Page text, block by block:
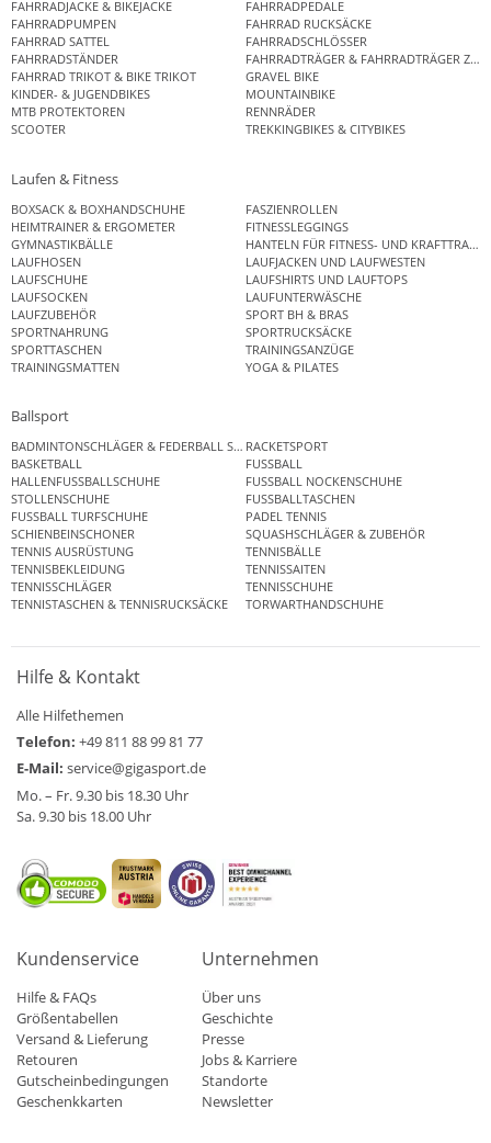
FAHRRADJACKE & BIKEJACKE
FAHRRADPEDALE
FAHRRADPUMPEN
FAHRRAD RUCKSÄCKE
FAHRRAD SATTEL
FAHRRADSCHLÖSSER
FAHRRADSTÄNDER
FAHRRADTRÄGER & FAHRRADTRÄGER
FAHRRAD TRIKOT & BIKE TRIKOT
GRAVEL BIKE
KINDER- & JUGENDBIKES
MOUNTAINBIKE
MTB PROTEKTOREN
RENNRÄDER
SCOOTER
TREKKINGBIKES & CITYBIKES
Laufen & Fitness
BOXSACK & BOXHANDSCHUHE
FASZIENROLLEN
HEIMTRAINER & ERGOMETER
FITNESSLEGGINGS
GYMNASTIKBÄLLE
HANTELN FÜR FITNESS- UND
LAUFHOSEN
LAUFJACKEN UND LAUFWESTEN
LAUFSCHUHE
LAUFSHIRTS UND LAUFTOPS
LAUFSOCKEN
LAUFUNTERWÄSCHE
LAUFZUBEHÖR
SPORT BH & BRAS
SPORTNAHRUNG
SPORTRUCKSÄCKE
SPORTTASCHEN
TRAININGSANZÜGE
TRAININGSMATTEN
YOGA & PILATES
Ballsport
BADMINTONSCHLÄGER & FEDERBALL SETSRACKETSPORT
BASKETBALL
FUSSBALL
HALLENFUSSBALLSCHUHE
FUSSBALL NOCKENSCHUHE
STOLLENSCHUHE
FUSSBALLTASCHEN
FUSSBALL TURFSCHUHE
PADEL TENNIS
SCHIENBEINSCHONER
SQUASHSCHLÄGER & ZUBEHÖR
TENNIS AUSRÜSTUNG
TENNISBÄLLE
TENNISBEKLEIDUNG
TENNISSAITEN
TENNISSCHLÄGER
TENNISSCHUHE
TENNISTASCHEN & TENNISRUCKSÄCKE
TORWARTHANDSCHUHE
Hilfe & Kontakt
Alle Hilfethemen
Telefon: +49 811 88 99 81 77
E-Mail: service@gigasport.de
Mo. – Fr. 9.30 bis 18.30 Uhr
Sa. 9.30 bis 18.00 Uhr
Kundenservice
Hilfe & FAQs
Größentabellen
Versand & Lieferung
Retouren
Gutscheinbedingungen
Geschenkkarten
Unternehmen
Über uns
Geschichte
Presse
Jobs & Karriere
Standorte
Newsletter